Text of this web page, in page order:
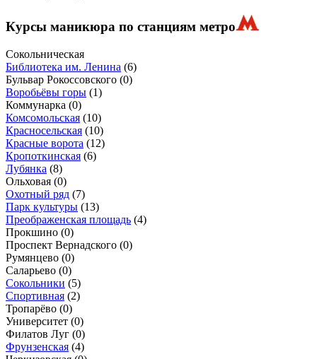
Курсы маникюра по станциям метро
Сокольническая
Библиотека им. Ленина (6)
Бульвар Рокоссовского (0)
Воробьёвы горы (1)
Коммунарка (0)
Комсомольская (10)
Красносельская (10)
Красные ворота (12)
Кропоткинская (6)
Лубянка (8)
Ольховая (0)
Охотный ряд (7)
Парк культуры (13)
Преображенская площадь (4)
Прокшино (0)
Проспект Вернадского (0)
Румянцево (0)
Саларьево (0)
Сокольники (5)
Спортивная (2)
Тропарёво (0)
Университет (0)
Филатов Луг (0)
Фрунзенская (4)